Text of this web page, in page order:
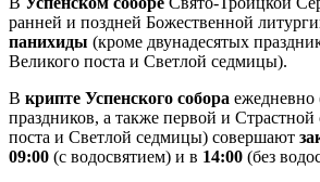
ранней и поздней Божественной
панихиды (кроме двунадесятых
Великого поста и Светлой седмицы).
В крипте Успенского собора ежедневно
праздников, а также первой и
поста и Светлой седмицы) совершают
09:00 (с водосвятием) и в 14:00 (без